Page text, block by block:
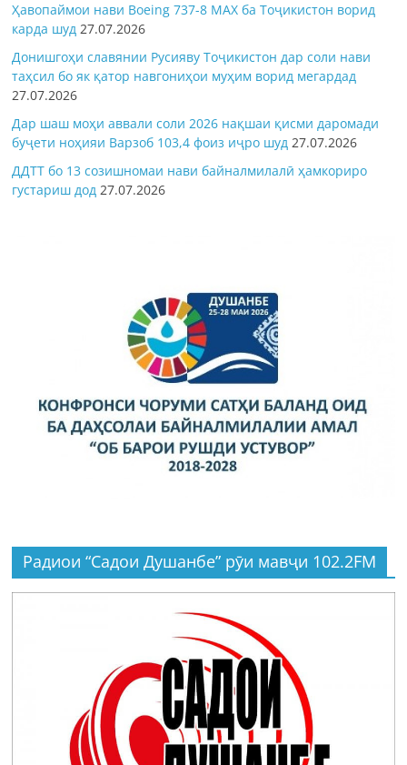
Ҳавопаймои нави Boeing 737-8 MAX ба Тоҷикистон ворид
карда шуд 27.07.2026
Донишгоҳи славянии Русияву Тоҷикистон дар соли нави
таҳсил бо як қатор навгониҳои муҳим ворид мегардад
27.07.2026
Дар шаш моҳи аввали соли 2026 нақшаи қисми даромади
буҷети ноҳияи Варзоб 103,4 фоиз иҷро шуд 27.07.2026
ДДТТ бо 13 созишномаи нави байналмилалӣ ҳамкориро
густариш дод 27.07.2026
Радиои “Садои Душанбе” рӯи мавҷи 102.2FM